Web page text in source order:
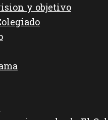
y objetivo